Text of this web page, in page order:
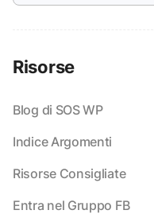
Risorse
Blog di SOS WP
Indice Argomenti
Risorse Consigliate
Entra nel Gruppo FB